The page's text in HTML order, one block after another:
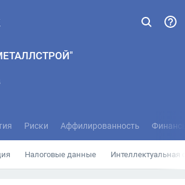
Риски Аффилированность
Налоговые данные Интеллектуальная